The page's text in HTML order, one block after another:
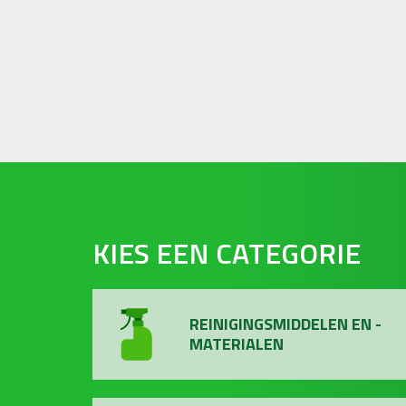
KIES EEN CATEGORIE
REINIGINGSMIDDELEN EN -
MATERIALEN